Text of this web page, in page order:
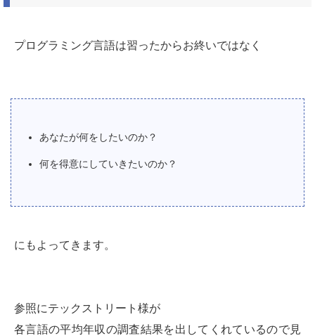
プログラミング言語は習ったからお終いではなく
あなたが何をしたいのか？
何を得意にしていきたいのか？
にもよってきます。
参照にテックストリート様が
各言語の平均年収の調査結果を出してくれているので見